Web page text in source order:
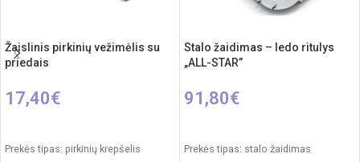
Žaislinis pirkinių vežimėlis su
priedais
17,40€
Prekės tipas: pirkinių krepšelis
Stalo žaidimas – ledo ritulys
„ALL-STAR”
91,80€
Prekės tipas: stalo žaidimas